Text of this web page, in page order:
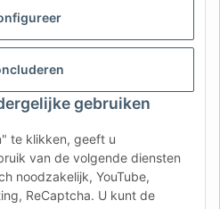
gebruiken
te klikken, geeft u
van de volgende diensten
noodzakelijk, YouTube,
ReCaptcha. U kunt de
USA
CZ HU SK
HR
in aanhangeronderdelen
bedrijfsvoertuigen
| BTW (DE):